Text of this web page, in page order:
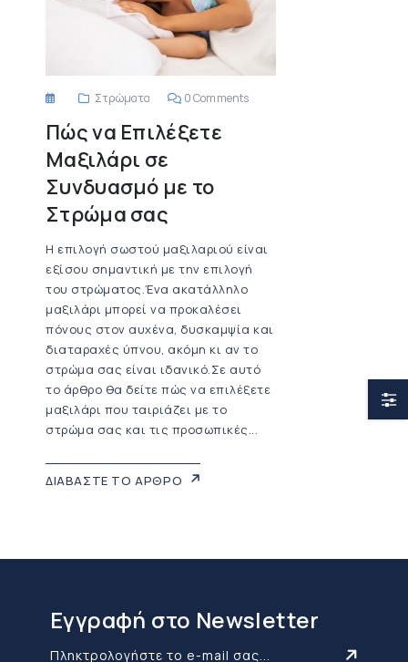
Στρώματα 0 Comments
Πώς να Επιλέξετε
Μαξιλάρι σε
Συνδυασμό με το
Στρώμα σας
Η επιλογή σωστού μαξιλαριού είναι
εξίσου σημαντική με την επιλογή
του στρώματος.Ένα ακατάλληλο
μαξιλάρι μπορεί να προκαλέσει
πόνους στον αυχένα, δυσκαμψία και
διαταραχές ύπνου, ακόμη κι αν το
στρώμα σας είναι ιδανικό.Σε αυτό
το άρθρο θα δείτε πώς να επιλέξετε
μαξιλάρι που ταιριάζει με το
στρώμα σας και τις προσωπικές...
ΔΙΑΒΑΣΤΕ ΤΟ ΑΡΘΡΟ
Εγγραφή στο Newsletter